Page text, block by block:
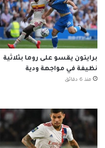
برايتون يقسو على روما بثلاثية
نظيفة في مواجهة ودية
منذ 6 دقائق